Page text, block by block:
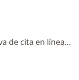
Este especialista no ofrece reserva de cita en línea en esta dirección.